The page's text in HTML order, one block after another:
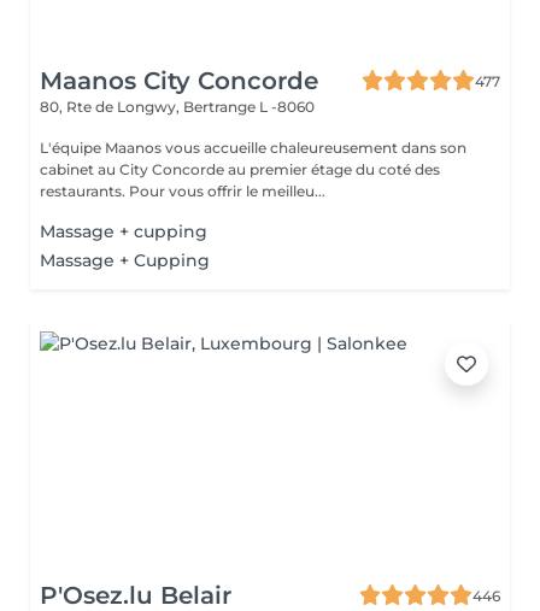
Maanos City Concorde
477
80, Rte de Longwy, Bertrange L -8060
L'équipe Maanos vous accueille chaleureusement dans son
cabinet au City Concorde au premier étage du coté des
restaurants. Pour vous offrir le meilleu...
Massage + cupping
Massage + Cupping
P'Osez.lu Belair
446